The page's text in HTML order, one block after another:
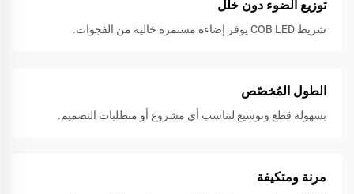
توزيع الضوء دون خلل
شريط COB LED يوفر إضاءة مستمرة خالية من الفجوات.
الطول المُخصّص
بسهولة قطع وتوسيع لتناسب أي مشروع أو متطلبات التصميم.
مرنة ومتكيفة